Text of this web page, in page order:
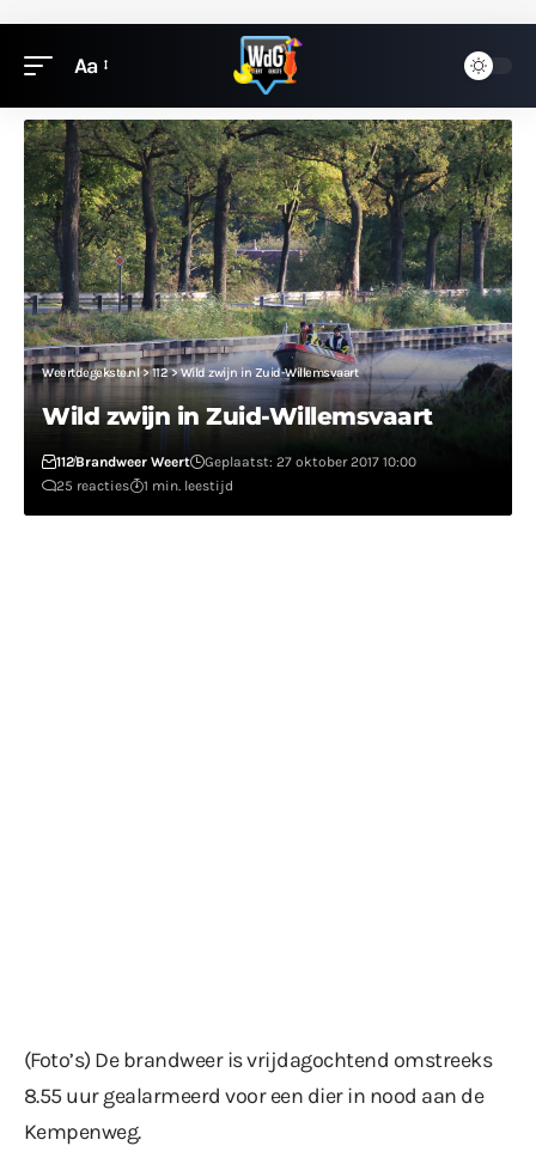
Aa
Weertdegekste.nl>112>Wild zwijn in Zuid-Willemsvaart
Wild zwijn in Zuid-Willemsvaart
112Brandweer Weert
Geplaatst: 27 oktober 2017 10:00
25 reacties
1 min. leestijd
(Foto’s) De brandweer is vrijdagochtend omstreeks
8.55 uur gealarmeerd voor een dier in nood aan de
Kempenweg.